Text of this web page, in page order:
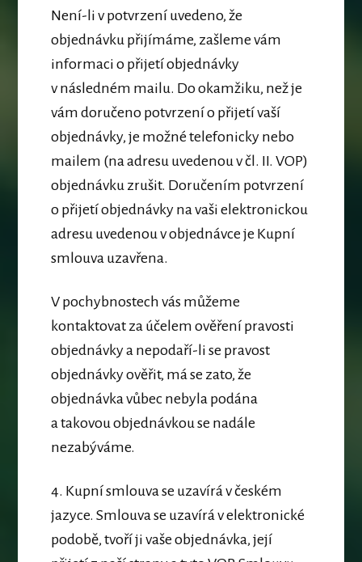
Není-li v potvrzení uvedeno, že
objednávku přijímáme, zašleme vám
informaci o přijetí objednávky
v následném mailu. Do okamžiku, než je
vám doručeno potvrzení o přijetí vaší
objednávky, je možné telefonicky nebo
mailem (na adresu uvedenou v čl. II. VOP)
objednávku zrušit. Doručením potvrzení
o přijetí objednávky na vaši elektronickou
adresu uvedenou v objednávce je Kupní
smlouva uzavřena.
V pochybnostech vás můžeme
kontaktovat za účelem ověření pravosti
objednávky a nepodaří-li se pravost
objednávky ověřit, má se zato, že
objednávka vůbec nebyla podána
a takovou objednávkou se nadále
nezabýváme.
4. Kupní smlouva se uzavírá v českém
jazyce. Smlouva se uzavírá v elektronické
podobě, tvoří ji vaše objednávka, její